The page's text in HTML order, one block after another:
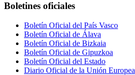
Boletines oficiales
Boletín Oficial del País Vasco
Boletín Oficial de Álava
Boletín Oficial de Bizkaia
Boletín Oficial de Gipuzkoa
Boletín Oficial del Estado
Diario Oficial de la Unión Europea